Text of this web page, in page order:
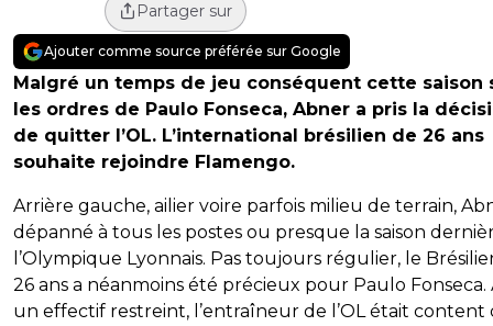
Partager sur
Ajouter comme source préférée sur Google
Malgré un temps de jeu conséquent cette saison
les ordres de Paulo Fonseca, Abner a pris la
de quitter l’OL. L’international brésilien de 26 ans
souhaite rejoindre Flamengo.
Arrière gauche, ailier voire parfois milieu de terrain,
dépanné à tous les postes ou presque la saison
l’Olympique Lyonnais. Pas toujours régulier, le
26 ans a néanmoins été précieux pour Paulo Fonseca.
un effectif restreint, l’entraîneur de l’OL était content